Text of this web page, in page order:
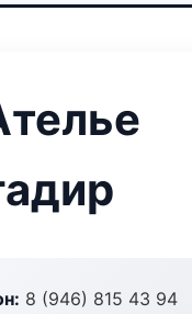
8 (946) 815 43 94